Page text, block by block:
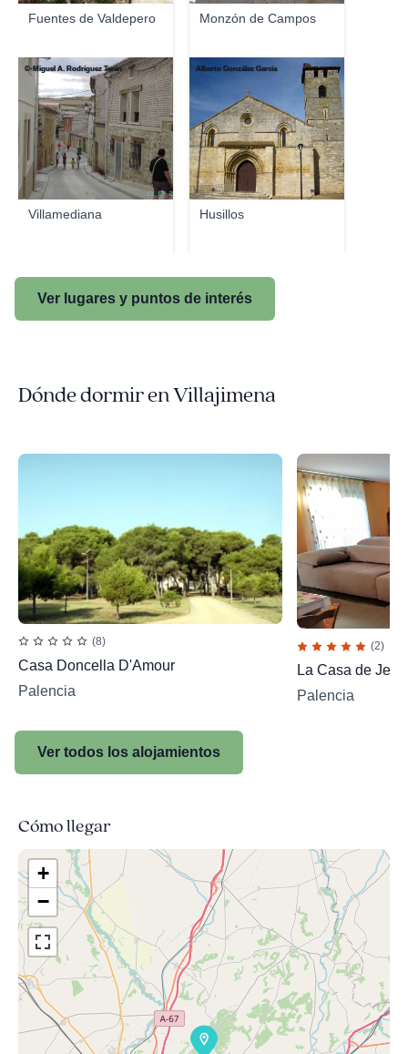
Fuentes de Valdepero Monzón de Campos
Villamediana
©-Miguel A. Rodríguez Terán
Husillos
Alberto González García
Ver lugares y puntos de interés
Dónde dormir en Villajimena
(8)
Casa Doncella D'Amour
Palencia
(2)
La Casa de
Palencia
Ver todos los alojamientos
Cómo llegar
+
−